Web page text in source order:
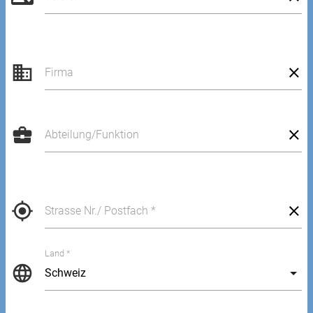
business Firma
business_center Abteilung/Funktion
my_location Strasse Nr./ Postfach *
language
Land *